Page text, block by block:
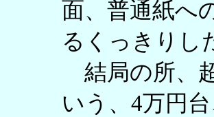
面、普通紙へ
るくっきりし
結局の所、
いう、4万円